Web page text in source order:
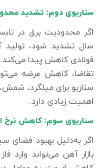
سناریوی دوم: تشدید
اگر محدودیت برق در
سال تشدید شود،
فولادی کاهش پیدا می‌کند.
تقاضا، کاهش عرضه
سناریو برای میلگرد،
اهمیت زیادی دارد.
سناریوی سوم: کاهش نرخ
اگر به‌دلیل بهبود فضای
بازار آهن می‌تواند وارد